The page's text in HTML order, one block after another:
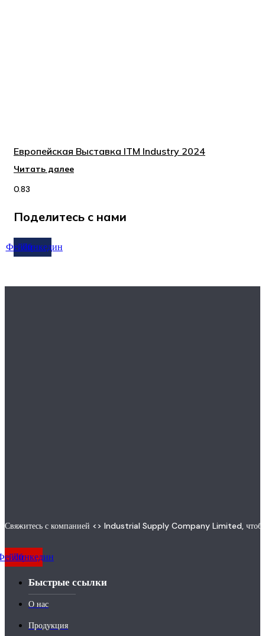
Европейская Выставка ITM Industry 2024
Читать далее
Поделитесь с нами
Фейсбук
Линкедин
Свяжитесь с компанией <> Industrial Supply Company Limited, чтобы
Линкедин
Быстрые ссылки
О нас
Продукция